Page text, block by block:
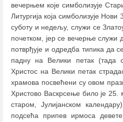
вечерњем које симболизује
Литургија која симболизује
суботу и недељу, служи се
почетком, јер се вечерње служи
потврђује и одредба типика да
падну на Велики петак (тада
Христос на Велики петак
храмова посвећени су овом
Христово Васкрсење било је 25.
старом, Јулијанском
подсећа припев ирмоса